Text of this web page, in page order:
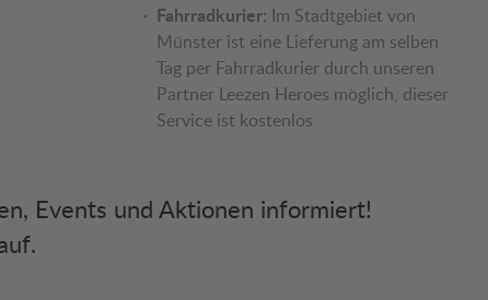
Fahrradkurier: Im Stadtgebiet von
Münster ist eine Lieferung am selben
Tag per Fahrradkurier durch unseren
Partner Leezen Heroes möglich, dieser
Service ist kostenlos
Events und Aktionen informiert!